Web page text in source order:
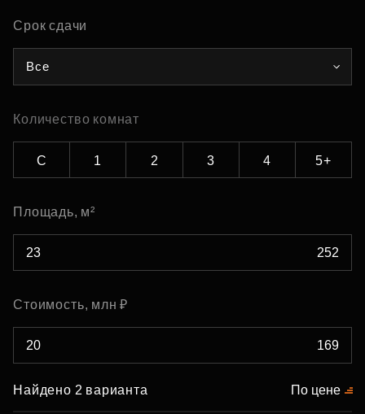
Срок сдачи
Все
Количество комнат
С 1 2 3 4 5+
Площадь, м²
Стоимость, млн ₽
Найдено 2 варианта По цене